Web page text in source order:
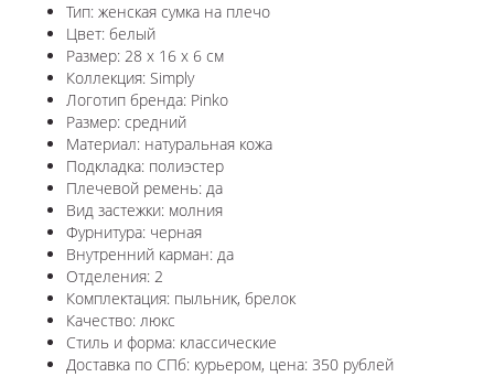
Тип: женская сумка на плечо
Цвет: белый
Размер: 28 х 16 х 6 см
Коллекция: Simply
Логотип бренда: Pinko
Размер: средний
Материал: натуральная кожа
Подкладка: полиэстер
Плечевой ремень: да
Вид застежки: молния
Фурнитура: черная
Внутренний карман: да
Отделения: 2
Комплектация: пыльник, брелок
Качество: люкс
Стиль и форма: классические
Доставка по СПб: курьером, цена: 350 рублей